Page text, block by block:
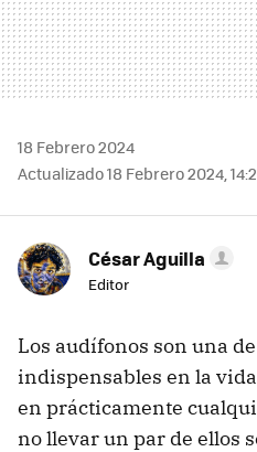
18 Febrero 2024
Actualizado 18 Febrero 2024,
César Aguilla
Editor
Los audífonos son una
indispensables en la
en prácticamente
no llevar un par de ellos